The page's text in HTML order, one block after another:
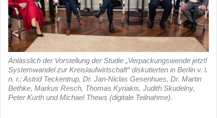
Anlässlich der Vorstellung der Studie „Verpackungswende jetzt!
Systemwandel zur Kreislaufwirtschaft“ diskutierten in Berlin v. l.
n. r.: Astrid Teckentrup, Dr. Jan-Niclas Gesenhues, Dr. Martin
Bethke, Markus Resch, Thomas Kyriakis, Judith Skudelny,
Peter Kurth und Michael Thews (digitale Teilnahme).